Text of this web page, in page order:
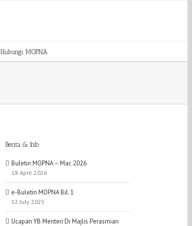
Hubungi MOPNA
Berita & Info
Buletin MOPNA – Mac 2026
18 April 2026
e-Buletin MOPNA Bil. 1
12 July 2025
Ucapan YB Menteri Di Majlis Perasmian